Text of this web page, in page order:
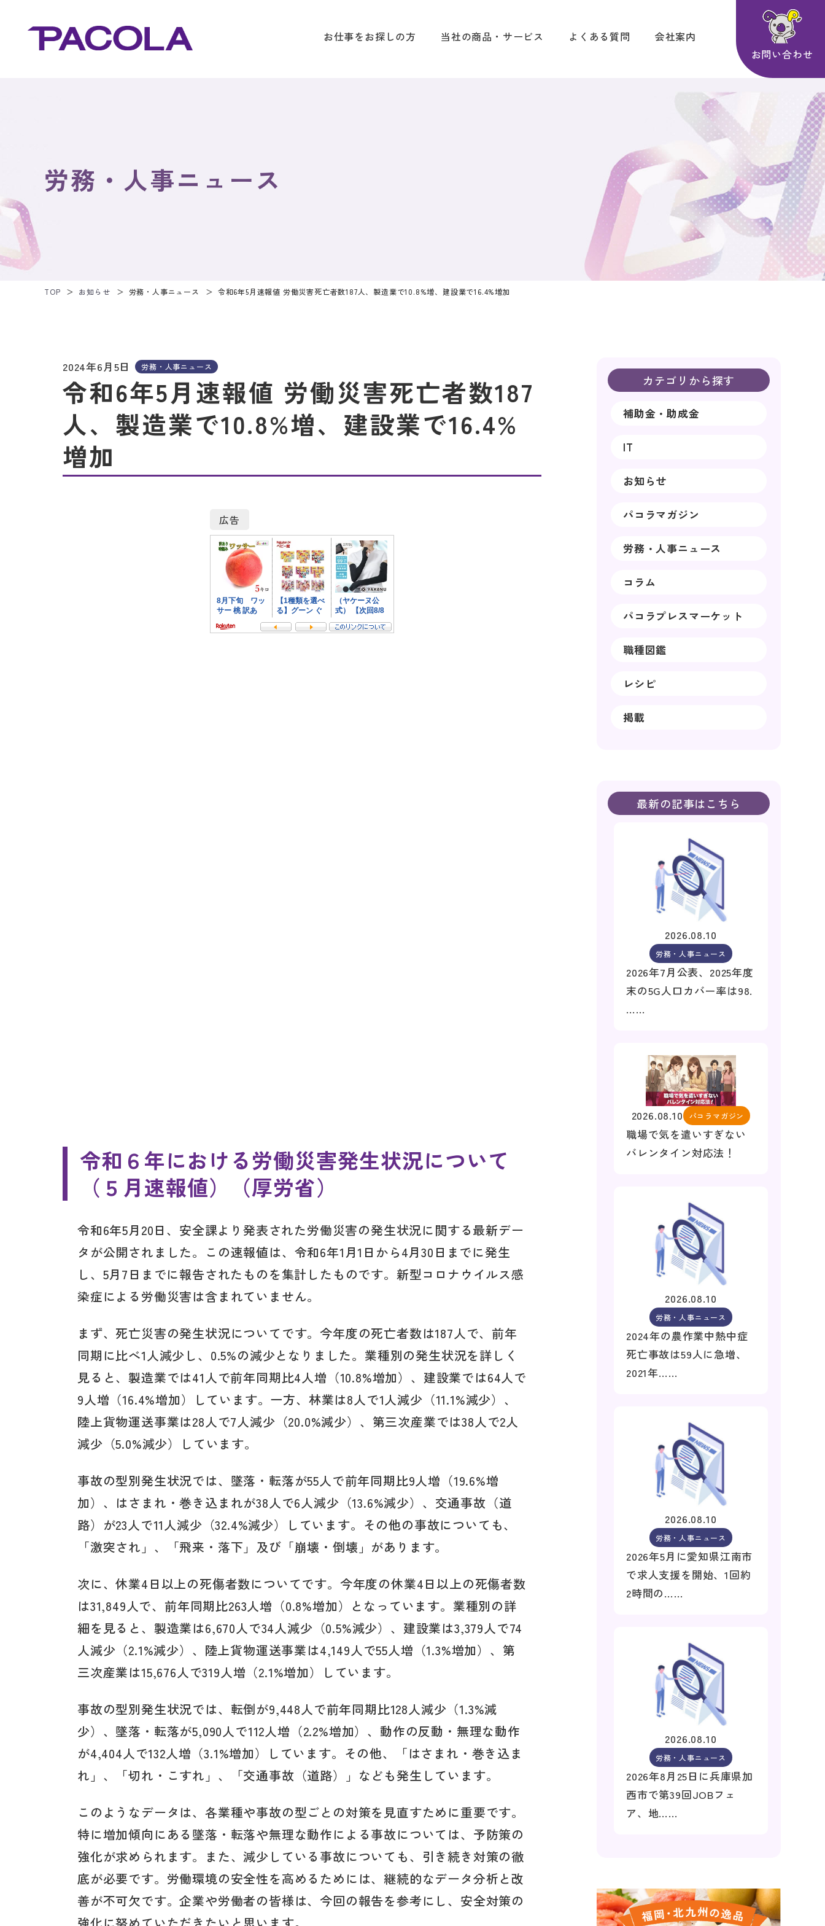
お仕事をお探しの方 当社の商品・サービス よくある質問
会社案内
お問い合わせ
労務・人事ニュース
TOP お知らせ 労務・人事ニュース 令和6年5月速報値 労働災害死亡者数187人、製造業で10.8%増、建設業で16.4%増加
2024年6月5日 労務・人事ニュース
令和6年5月速報値 労働災害死亡者数187
人、製造業で10.8%増、建設業で16.4%
増加
広告
令和６年における労働災害発生状況について
（５月速報値）（厚労省）
令和6年5月20日、安全課より発表された労働災害の発生状況に関する最新デー
タが公開されました。この速報値は、令和6年1月1日から4月30日までに発生
し、5月7日までに報告されたものを集計したものです。新型コロナウイルス感
染症による労働災害は含まれていません。
まず、死亡災害の発生状況についてです。今年度の死亡者数は187人で、前年
同期に比べ1人減少し、0.5%の減少となりました。業種別の発生状況を詳しく
見ると、製造業では41人で前年同期比4人増（10.8%増加）、建設業では64人で
9人増（16.4%増加）しています。一方、林業は8人で1人減少（11.1%減少）、
陸上貨物運送事業は28人で7人減少（20.0%減少）、第三次産業では38人で2人
減少（5.0%減少）しています。
事故の型別発生状況では、墜落・転落が55人で前年同期比9人増（19.6%増
加）、はさまれ・巻き込まれが38人で6人減少（13.6%減少）、交通事故（道
路）が23人で11人減少（32.4%減少）しています。その他の事故についても、
「激突され」、「飛来・落下」及び「崩壊・倒壊」があります。
次に、休業4日以上の死傷者数についてです。今年度の休業4日以上の死傷者数
は31,849人で、前年同期比263人増（0.8%増加）となっています。業種別の詳
細を見ると、製造業は6,670人で34人減少（0.5%減少）、建設業は3,379人で74
人減少（2.1%減少）、陸上貨物運送事業は4,149人で55人増（1.3%増加）、第
三次産業は15,676人で319人増（2.1%増加）しています。
事故の型別発生状況では、転倒が9,448人で前年同期比128人減少（1.3%減
少）、墜落・転落が5,090人で112人増（2.2%増加）、動作の反動・無理な動作
が4,404人で132人増（3.1%増加）しています。その他、「はさまれ・巻き込ま
れ」、「切れ・こすれ」、「交通事故（道路）」なども発生しています。
このようなデータは、各業種や事故の型ごとの対策を見直すために重要です。
特に増加傾向にある墜落・転落や無理な動作による事故については、予防策の
強化が求められます。また、減少している事故についても、引き続き対策の徹
底が必要です。労働環境の安全性を高めるためには、継続的なデータ分析と改
善が不可欠です。企業や労働者の皆様は、今回の報告を参考にし、安全対策の
カテゴリから探す
補助金・助成金
IT
お知らせ
パコラマガジン
労務・人事ニュース
コラム
パコラプレスマーケット
職種図鑑
レシピ
掲載
最新の記事はこちら
2026.08.10
労務・人事ニュース
2026年7月公表、2025年度
末の5G人口カバー率は98.
……
2026.08.10 パコラマガジン
職場で気を遣いすぎない
バレンタイン対応法！
2026.08.10
労務・人事ニュース
2024年の農作業中熱中症
死亡事故は59人に急増、
2021年……
2026.08.10
労務・人事ニュース
2026年5月に愛知県江南市
で求人支援を開始、1回約
2時間の……
2026.08.10
労務・人事ニュース
2026年8月25日に兵庫県加
西市で第39回JOBフェ
ア、地……